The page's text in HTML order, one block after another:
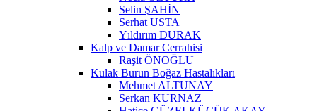
Selin ŞAHİN
Serhat USTA
Yıldırım DURAK
Kalp ve Damar Cerrahisi
Raşit ÖNOĞLU
Kulak Burun Boğaz Hastalıkları
Mehmet ALTUNAY
Serkan KURNAZ